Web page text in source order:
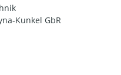
Kunkel GbR